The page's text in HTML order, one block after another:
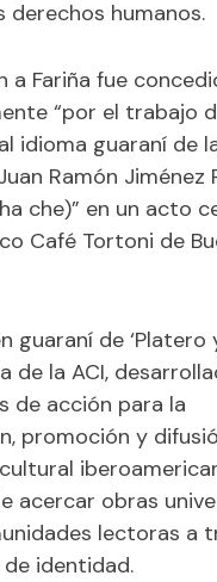
derechos humanos.
a Fariña fue
“por el trabajo
idioma guaraní de
Ramón Jiménez
che)” en un acto
Café Tortoni de
guaraní de ‘Platero
de la ACI,
de acción para la
promoción y
acercar obras
lectoras a
identidad.